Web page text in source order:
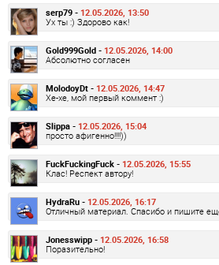
serp79 - 12.05.2026, 13:50
Ух ты :) Здорово как!
Gold999Gold - 12.05.2026, 14:00
Абсолютно согласен
MolodoyDt - 12.05.2026, 14:47
Хе-хе, мой первый коммент :)
Slippa - 12.05.2026, 15:04
просто афигенно!!!!))
FuckFuckingFuck - 12.05.2026, 15:55
Клас! Респект автору!
HydraRu - 12.05.2026, 16:17
Отличный материал. Спасибо и пишите
Jonesswipp - 12.05.2026, 16:58
Поразительно!